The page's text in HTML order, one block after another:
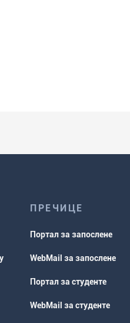
ПРЕЧИЦЕ
Портал за запослене
WebMail за запослене
Портал за студенте
WebMail за студенте